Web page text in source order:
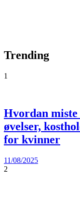
Trending
1
Hvordan
øvelser,
for kvinner
11/08/2025
2